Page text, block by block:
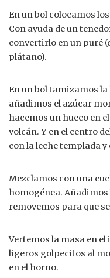
En un bol colocamos
Con ayuda de un
convertirlo en un puré
plátano).
En un bol tamizamos
añadimos el azúcar
hacemos un hueco en
volcán. Y en el centro
con la leche templada y
Mezclamos con una
homogénea. Añadimos
removemos para que
Vertemos la masa en
ligeros golpecitos al
en el horno.